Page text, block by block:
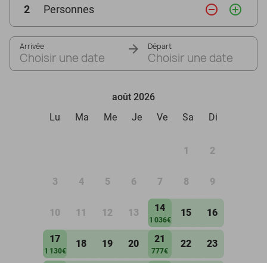
2 Personnes remove_circle_outline add_circle_outline
Arrivée
Choisir une date
Départ
Choisir une date
août 2026
Lu
Ma Me Je Ve Sa Di
1 2
3 4 5 6 7 8 9
10 11 12 13 14
1 036€
15 16
17
1 130€
18 19 20 21
777€
22 23